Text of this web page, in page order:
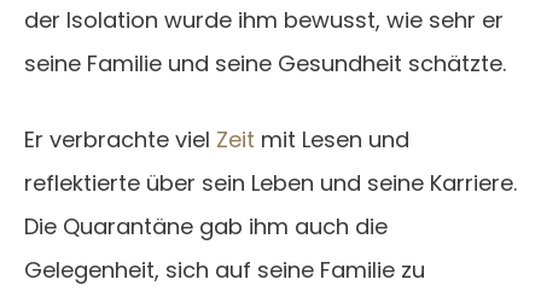
der Isolation wurde ihm bewusst, wie sehr er
seine Familie und seine Gesundheit schätzte.
Er verbrachte viel Zeit mit Lesen und
reflektierte über sein Leben und seine Karriere.
Die Quarantäne gab ihm auch die
Gelegenheit, sich auf seine Familie zu